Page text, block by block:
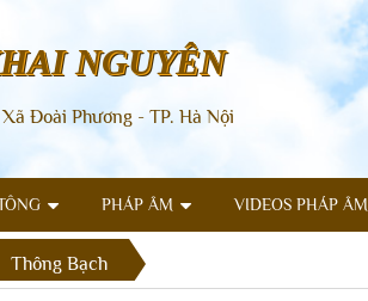
NGUYÊN
Đoài Phương - TP. Hà Nội
PHÁP ÂM VIDEOS PHÁP ÂM
Thông Bạch